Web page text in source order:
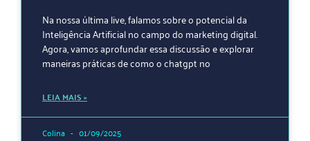
Na nossa última live, falamos sobre o potencial da
Inteligência Artificial no campo do marketing digital.
Agora, vamos aprofundar essa discussão e explorar
maneiras práticas de como o chatgpt no
LEIA MAIS »
Colina 01/09/2025